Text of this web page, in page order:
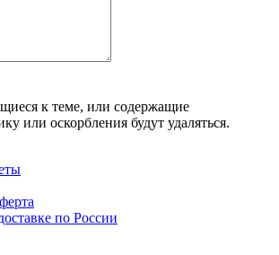
к теме, или содержащие
или оскорбления будут удаляться.
по России